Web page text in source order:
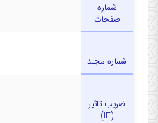
شماره
صفحات
شماره مجلد
ضریب تاثیر
(IF)